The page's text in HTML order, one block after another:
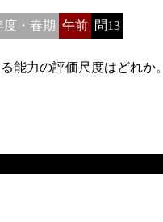
度・春期 午前 問13
能力の評価尺度はどれか。